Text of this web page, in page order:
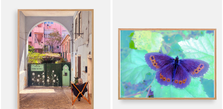
useampi
muunnelma.
valinnat
tuotteen
sivulla.
Voit
tehdä
valinnat
tuotteen
sivulla.